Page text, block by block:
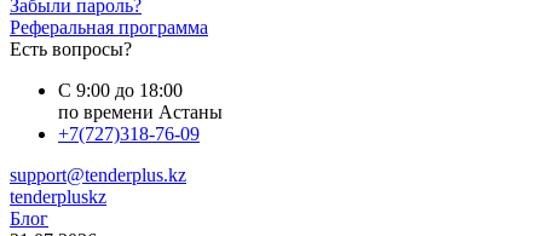
Забыли пароль?
Реферальная программа
Есть вопросы?
С 9:00 до 18:00
по времени Астаны
+7(727)318-76-09
support@tenderplus.kz
tenderpluskz
Блог